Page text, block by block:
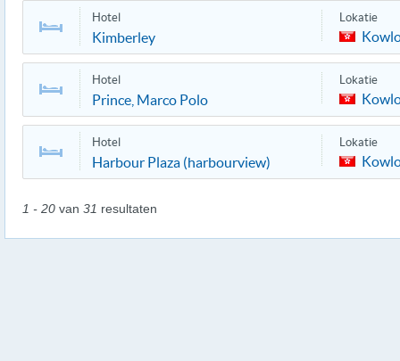
Hotel
Kimberley
Lokatie
Hotel
Prince, Marco Polo
Lokatie
Hotel
Harbour Plaza (harbourview)
Lokatie
1 - 20 van 31 resultaten